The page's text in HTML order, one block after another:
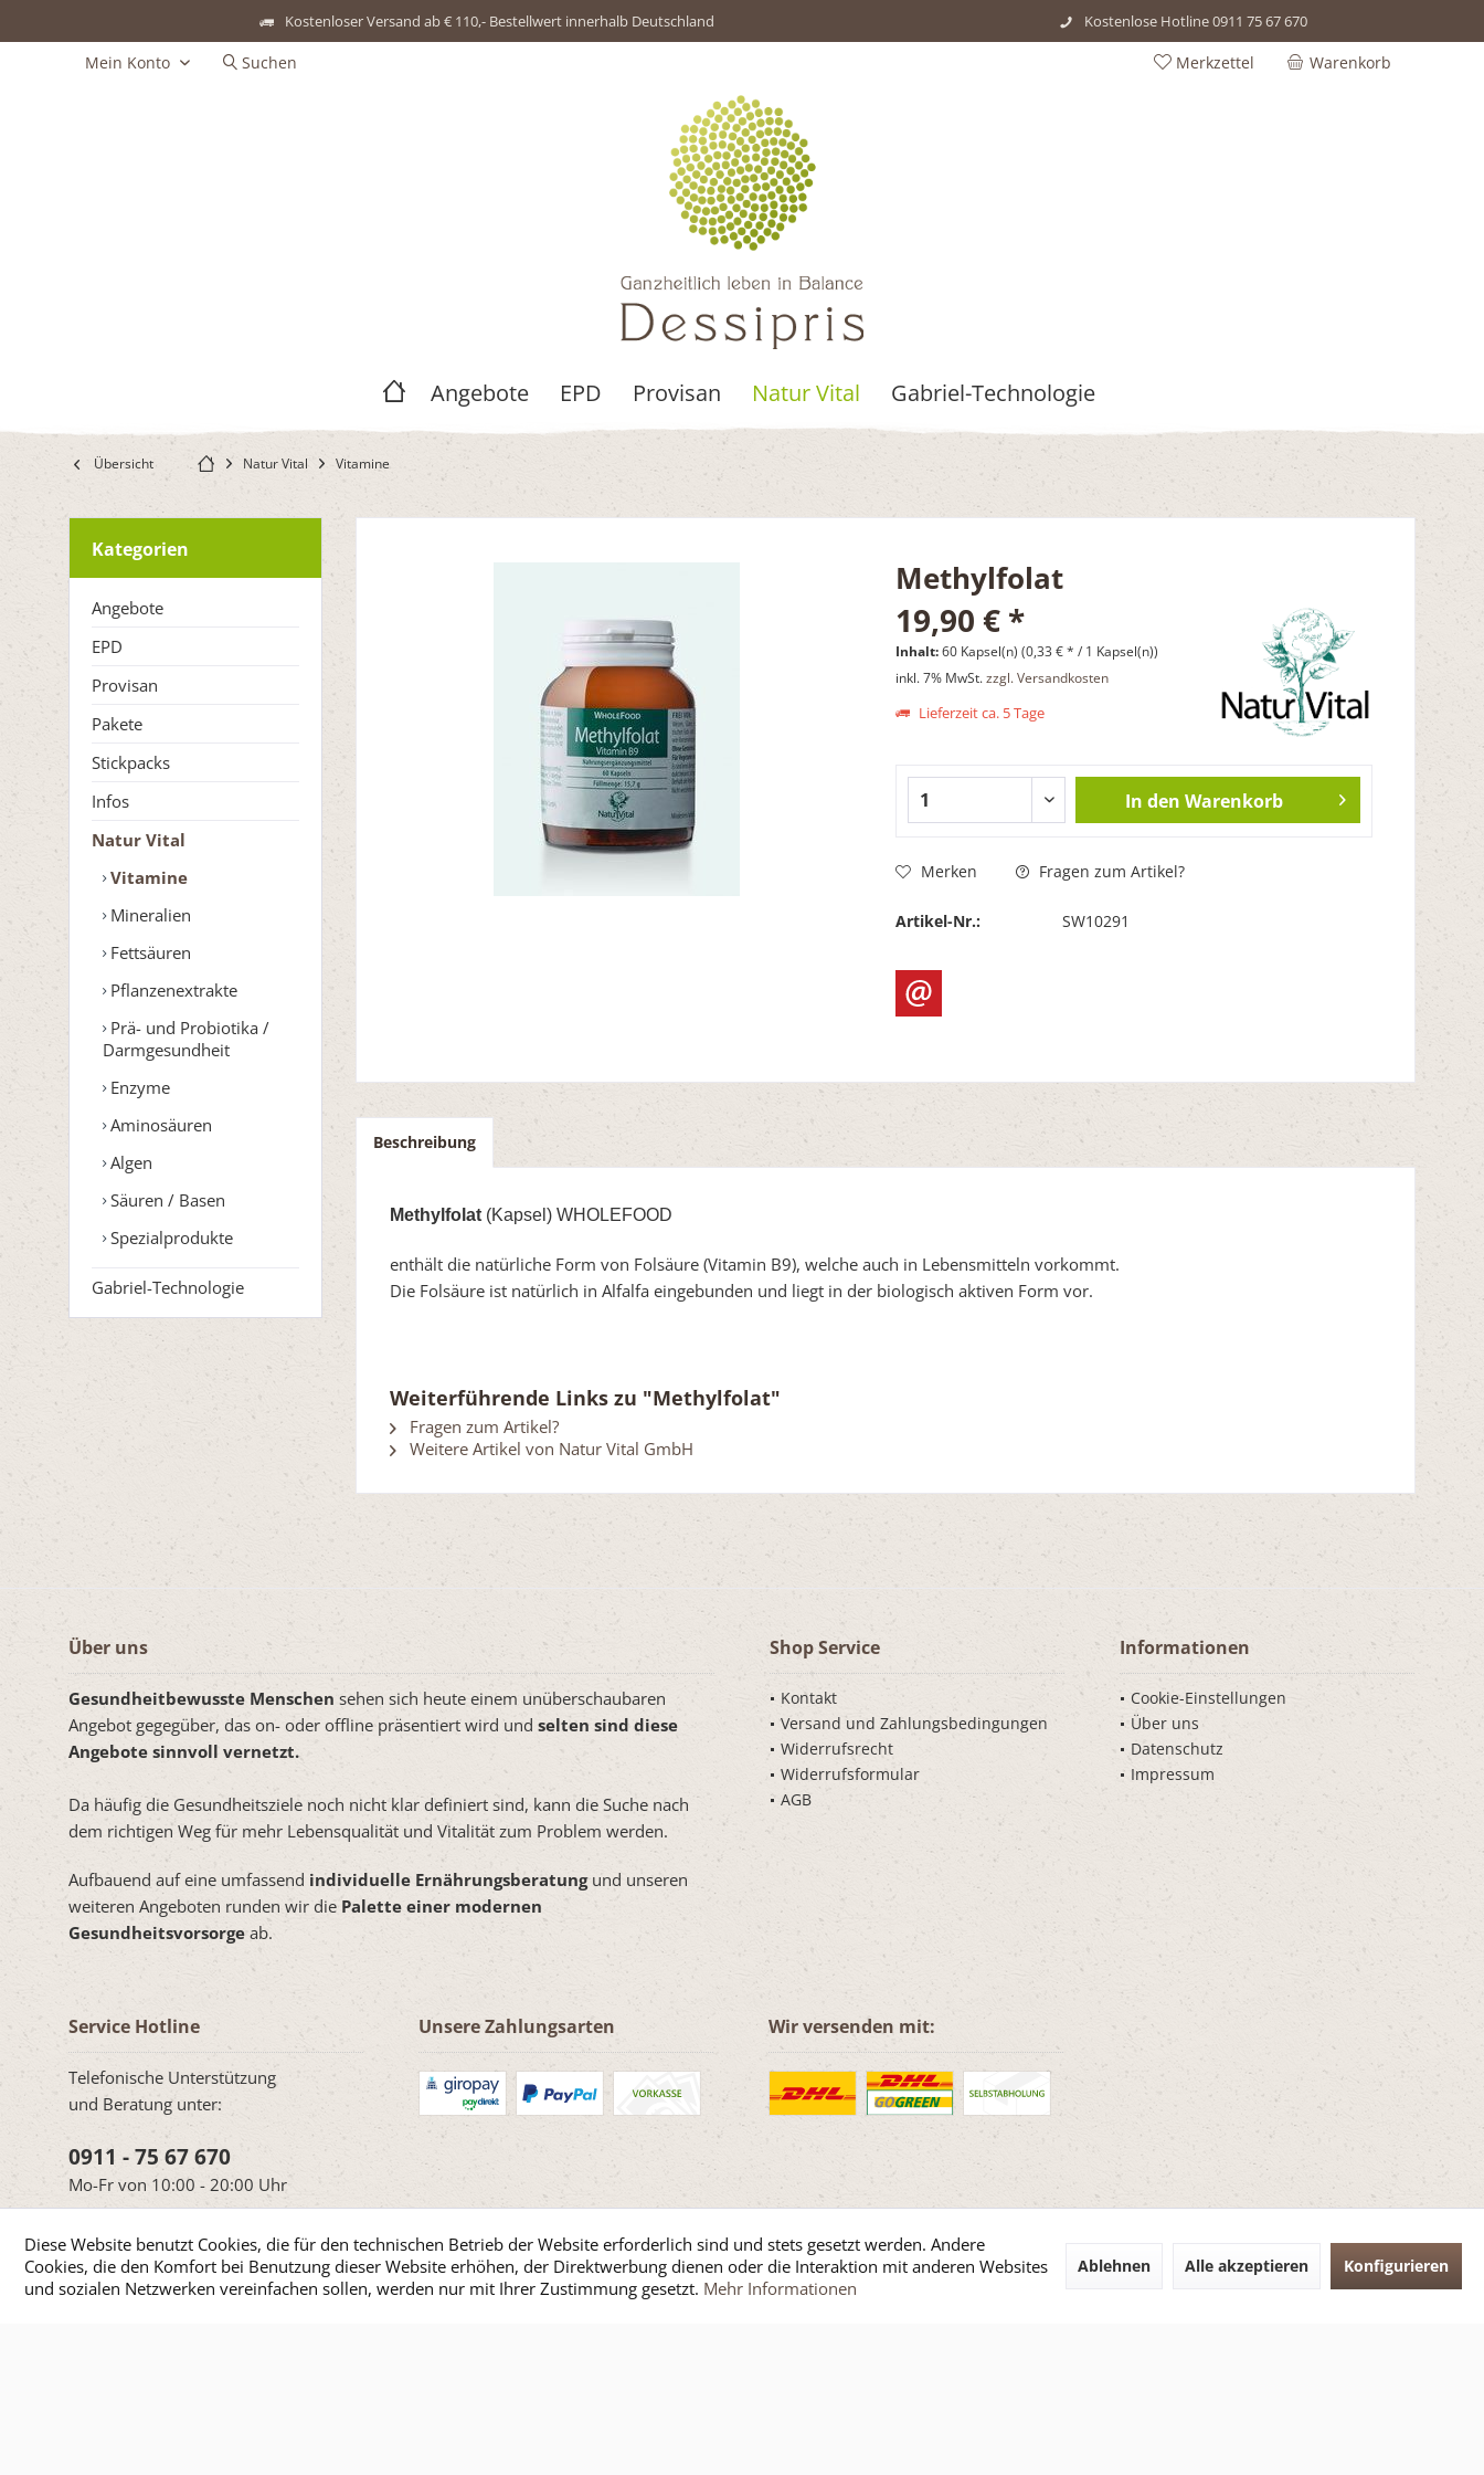
Kostenloser Versand ab € 110,- Bestellwert innerhalb Deutschland Kostenlose Hotline 0911 75 67 670
Warenkorb
Merkzettel
Mein Konto Suchen
Angebote EPD Provisan Natur Vital Gabriel-Technologie
Übersicht Natur Vital Vitamine
Kategorien
Angebote
EPD
Provisan
Pakete
Stickpacks
Infos
Natur Vital
Vitamine
Mineralien
Fettsäuren
Pflanzenextrakte
Prä- und Probiotika /
Darmgesundheit
Enzyme
Aminosäuren
Algen
Säuren / Basen
Spezialprodukte
Gabriel-Technologie
Methylfolat
19,90 € *
Inhalt:60 Kapsel(n) (0,33 € * / 1 Kapsel(n))
inkl. 7% MwSt.zzgl. Versandkosten
Lieferzeit ca. 5 Tage
In den Warenkorb
Merken Fragen zum Artikel?
Artikel-Nr.: SW10291
Beschreibung
Methylfolat (Kapsel) WHOLEFOOD
enthält die natürliche Form von Folsäure (Vitamin B9), welche auch in Lebensmitteln vorkommt.
Die Folsäure ist natürlich in Alfalfa eingebunden und liegt in der biologisch aktiven Form vor.
Weiterführende Links zu "Methylfolat"
Fragen zum Artikel?
Weitere Artikel von Natur Vital GmbH
Über uns
Gesundheitbewusste Menschen sehen sich heute einem unüberschaubaren
Angebot gegegüber, das on- oder offline präsentiert wird und selten sind diese
Angebote sinnvoll vernetzt.
Da häufig die Gesundheitsziele noch nicht klar definiert sind, kann die Suche nach
dem richtigen Weg für mehr Lebensqualität und Vitalität zum Problem werden.
Aufbauend auf eine umfassend individuelle Ernährungsberatungund unseren
weiteren Angeboten runden wir die Palette einer modernen
Gesundheitsvorsorge ab.
Shop Service
Kontakt
Versand und Zahlungsbedingungen
Widerrufsrecht
Widerrufsformular
AGB
Informationen
Cookie-Einstellungen
Über uns
Datenschutz
Impressum
Service Hotline
Telefonische Unterstützung
und Beratung unter:
0911 - 75 67 670
Mo-Fr von 10:00 - 20:00 Uhr
Unsere Zahlungsarten Wir versenden mit:
Cookie-Einstellungen Über uns Hilfe / Support Kontakt Versand und Zahlungsbedingungen
Diese Website benutzt Cookies, die für den technischen Betrieb der Website erforderlich sind und stets gesetzt werden. Andere
Cookies, die den Komfort bei Benutzung dieser Website erhöhen, der Direktwerbung dienen oder die Interaktion mit anderen Websites
und sozialen Netzwerken vereinfachen sollen, werden nur mit Ihrer Zustimmung gesetzt. Mehr Informationen
Ablehnen Alle akzeptieren Konfigurieren